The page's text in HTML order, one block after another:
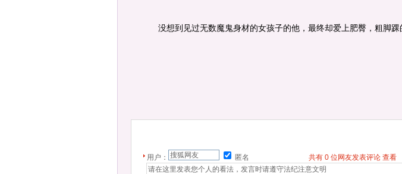
没想到见过无数魔鬼身材的女孩子的他，最终却爱上肥臀，粗脚踝
用户： 匿名 共有 0 位网友发表评论 查看